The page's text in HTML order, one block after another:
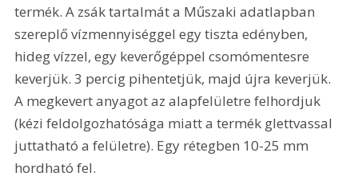
termék. A zsák tartalmát a Műszaki adatlapban
szereplő vízmennyiséggel egy tiszta edényben,
hideg vízzel, egy keverőgéppel csomómentesre
keverjük. 3 percig pihentetjük, majd újra keverjük.
A megkevert anyagot az alapfelületre felhordjuk
(kézi feldolgozhatósága miatt a termék glettvassal
juttatható a felületre). Egy rétegben 10-25 mm
hordható fel.